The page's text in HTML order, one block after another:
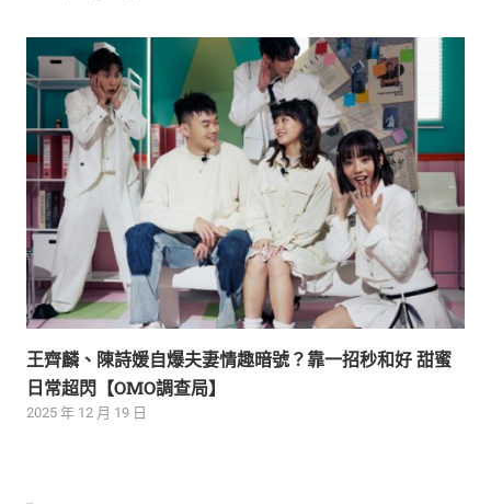
王齊麟、陳詩媛自爆夫妻情趣暗號？靠一招秒和好 甜蜜
日常超閃【OMO調查局】
2025 年 12 月 19 日